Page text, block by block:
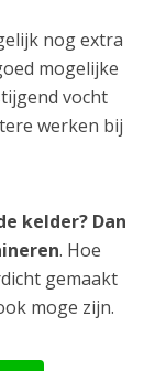
nog extra
mogelijke
vocht
werken bij
kelder? Dan
. Hoe
gemaakt
moge zijn.